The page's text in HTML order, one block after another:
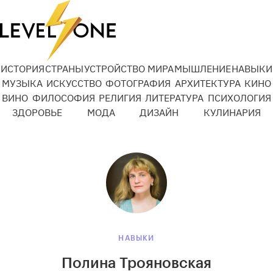
ИСТОРИЯСТРАНЫУСТРОЙСТВО МИРАМЫШЛЕНИЕНАВЫКИ
МУЗЫКА ИСКУССТВО ФОТОГРАФИЯ АРХИТЕКТУРА КИНО
ВИНО ФИЛОСОФИЯ РЕЛИГИЯ ЛИТЕРАТУРА ПСИХОЛОГИЯ
ЗДОРОВЬЕ
МОДА ДИЗАЙН КУЛИНАРИЯ
НАВЫКИ
Полина Трояновская